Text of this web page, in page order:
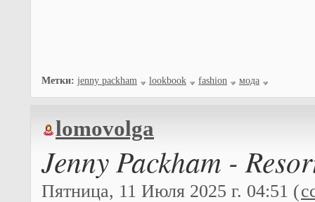
Метки: jenny packham lookbook fashion мода
lomovolga
Jenny Packham -
Пятница, 11 Июля 2025 г. 04:51 (